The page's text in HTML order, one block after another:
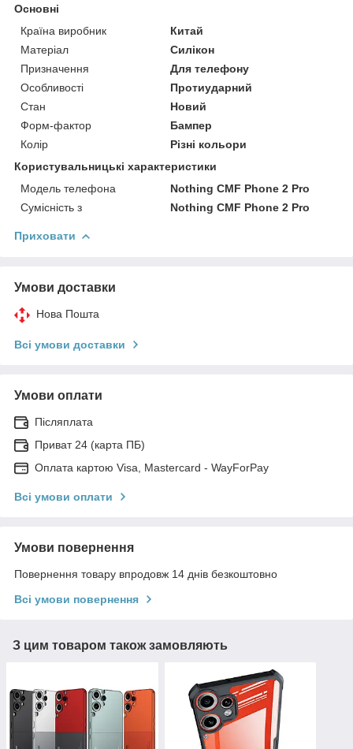
Основні
Країна виробник
Китай
Матеріал
Силікон
Призначення
Для телефону
Особливості
Протиударний
Стан
Новий
Форм-фактор
Бампер
Колір
Різні кольори
Користувальницькі характеристики
Модель телефона
Nothing CMF Phone 2 Pro
Сумісність з
Nothing CMF Phone 2 Pro
Приховати
Умови доставки
Нова Пошта
Всі умови доставки
Умови оплати
Післяплата
Приват 24 (карта ПБ)
Оплата картою Visa, Mastercard - WayForPay
Всі умови оплати
Умови повернення
Повернення товару впродовж 14 днів безкоштовно
Всі умови повернення
З цим товаром також замовляють